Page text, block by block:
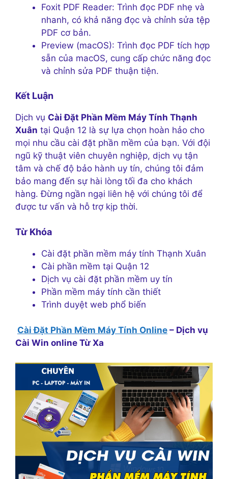
Foxit PDF Reader: Trình đọc PDF nhẹ và
nhanh, có khả năng đọc và chỉnh sửa tệp
PDF cơ bản.
Preview (macOS): Trình đọc PDF tích hợp
sẵn của macOS, cung cấp chức năng đọc
và chỉnh sửa PDF thuận tiện.
Kết Luận
Dịch vụ Cài Đặt Phần Mềm Máy Tính Thạnh
Xuân tại Quận 12 là sự lựa chọn hoàn hảo cho
mọi nhu cầu cài đặt phần mềm của bạn. Với đội
ngũ kỹ thuật viên chuyên nghiệp, dịch vụ tận
tâm và chế độ bảo hành uy tín, chúng tôi đảm
bảo mang đến sự hài lòng tối đa cho khách
hàng. Đừng ngần ngại liên hệ với chúng tôi để
được tư vấn và hỗ trợ kịp thời.
Từ Khóa
Cài đặt phần mềm máy tính Thạnh Xuân
Cài phần mềm tại Quận 12
Dịch vụ cài đặt phần mềm uy tín
Phần mềm máy tính cần thiết
Trình duyệt web phổ biến
Cài Đặt Phần Mềm Máy Tính Online – Dịch vụ
Cài Win online Từ Xa